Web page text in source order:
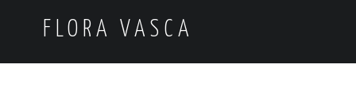
FLORA VASCA